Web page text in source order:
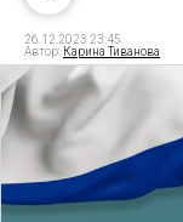
26.12.2023 23:45
Автор: Карина Тиванова